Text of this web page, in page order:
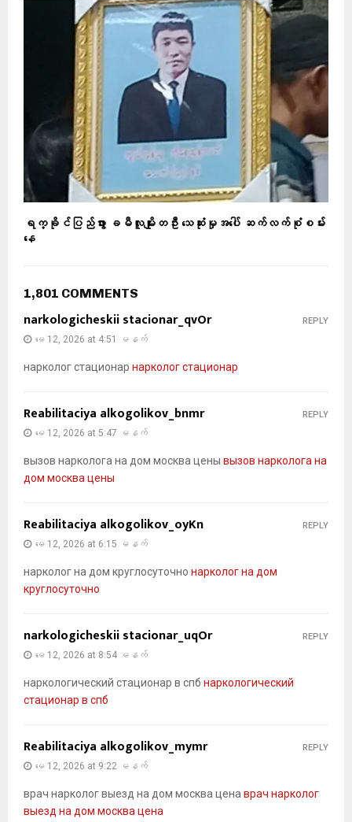
ရက္ခိုင်ပြည်ဖွား ခမီလူမျိုးတဦး သေဆုံးမှုအပေါ် ဆက်လက်စုံစမ်း
နေ
1,801 COMMENTS
narkologicheskii stacionar_qvOr
မေ 12, 2026 at 4:51 မနက်
нарколог стационар нарколог стационар
REPLY
Reabilitaciya alkogolikov_bnmr
မေ 12, 2026 at 5:47 မနက်
вызов нарколога на дом москва цены вызов нарколога на
дом москва цены
REPLY
Reabilitaciya alkogolikov_oyKn
မေ 12, 2026 at 6:15 မနက်
нарколог на дом круглосуточно нарколог на дом
круглосуточно
REPLY
narkologicheskii stacionar_uqOr
မေ 12, 2026 at 8:54 မနက်
наркологический стационар в спб наркологический
стационар в спб
REPLY
Reabilitaciya alkogolikov_mymr
မေ 12, 2026 at 9:22 မနက်
врач нарколог выезд на дом москва ценаврач нарколог
выезд на дом москва цена
REPLY